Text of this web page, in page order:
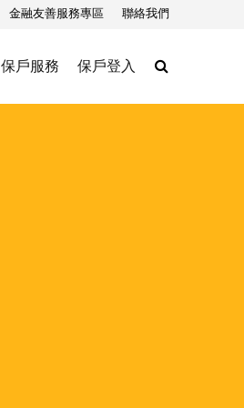
金融友善服務專區 聯絡我們
保戶服務 保戶登入 Search